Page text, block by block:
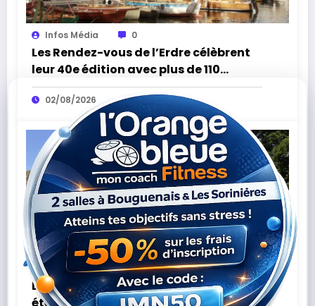
Infos Média 0
Les Rendez-vous de l’Erdre célèbrent
leur 40e édition avec plus de 110
concerts
02/08/2026
Infos Média 0
De la Préhistoire à Clemenceau : cet